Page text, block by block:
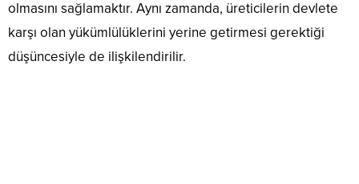
olmasını sağlamaktır. Aynı zamanda, üreticilerin devlete
karşı olan yükümlülüklerini yerine getirmesi gerektiği
düşüncesiyle de ilişkilendirilir.